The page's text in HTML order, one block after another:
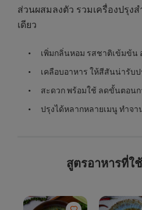
ส่วนผสมลงตัว รวมเครื่องปรุง
เดียว
เพิ่มกลิ่นหอม รสชาติเข้มข้น
เคลือบอาหาร ให้สีสันน่ารับ
สะดวก พร้อมใช้ ลดขั้นตอนก
ปรุงได้หลากหลายเมนู ทำจา
สูตรอาหารที่